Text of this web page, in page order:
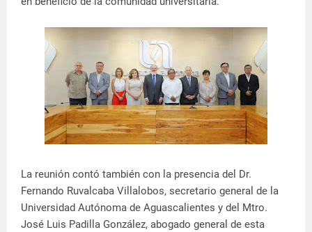
La reunión contó también con la presencia del Dr.
Fernando Ruvalcaba Villalobos, secretario general de la
Universidad Autónoma de Aguascalientes y del Mtro.
José Luis Padilla González, abogado general de esta